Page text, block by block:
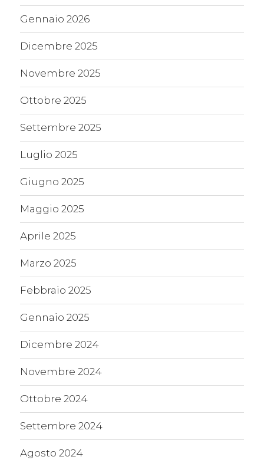
Gennaio 2026
Dicembre 2025
Novembre 2025
Ottobre 2025
Settembre 2025
Luglio 2025
Giugno 2025
Maggio 2025
Aprile 2025
Marzo 2025
Febbraio 2025
Gennaio 2025
Dicembre 2024
Novembre 2024
Ottobre 2024
Settembre 2024
Agosto 2024